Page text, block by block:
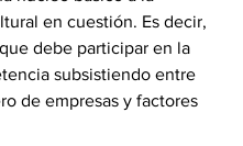
en cuestión. Es decir,
debe participar en la
subsistiendo entre
de empresas y factores